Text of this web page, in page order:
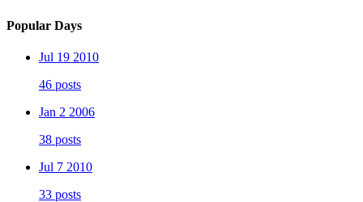
Popular Days
Jul 19 2010
46 posts
Jan 2 2006
38 posts
Jul 7 2010
33 posts